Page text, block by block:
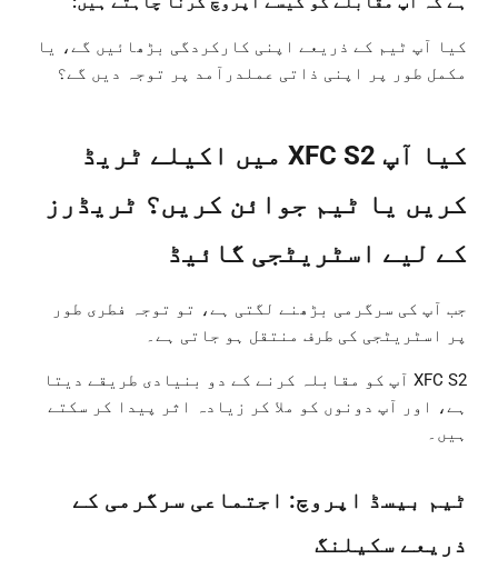
کیا آپ ٹیم کے ذریعے اپنی کارکردگی بڑھائیں گے، یا
مکمل طور پر اپنی ذاتی عملدرآمد پر توجہ دیں گے؟
کیا آپ XFC S2 میں اکیلے ٹریڈ
کریں یا ٹیم جوائن کریں؟ ٹریڈرز
کے لیے اسٹریٹجی گائیڈ
جب آپ کی سرگرمی بڑھنے لگتی ہے، تو توجہ فطری طور
پر اسٹریٹجی کی طرف منتقل ہو جاتی ہے۔
XFC S2 آپ کو مقابلہ کرنے کے دو بنیادی طریقے دیتا
ہے، اور آپ دونوں کو ملا کر زیادہ اثر پیدا کر سکتے
ہیں۔
ٹیم بیسڈ اپروچ: اجتماعی سرگرمی کے
ذریعے سکیلنگ